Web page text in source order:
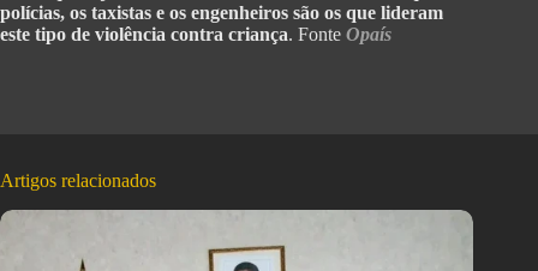
polícias, os taxistas e os engenheiros são os que lideram
este tipo de violência contra criança. Fonte Opaís
Artigos relacionados